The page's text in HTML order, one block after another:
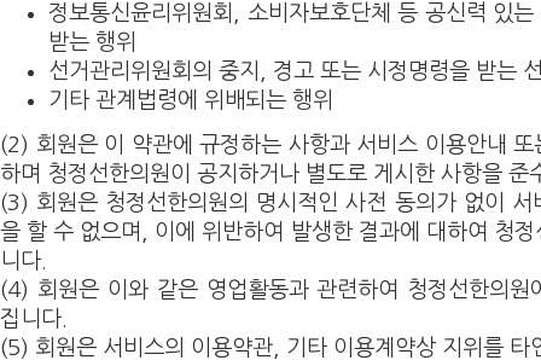
정보통신윤리위원회, 소비자보호단체 등 공신력 있
받는 행위
선거관리위원회의 중지, 경고 또는 시정명령을 받는
기타 관계법령에 위배되는 행위
(2) 회원은 이 약관에 규정하는 사항과 서비스 이용안내
하며 청정선한의원이 공지하거나 별도로 게시한 사항을 준
(3) 회원은 청정선한의원의 명시적인 사전 동의가 없이 서
을 할 수 없으며, 이에 위반하여 발생한 결과에 대하여 청
니다.
(4) 회원은 이와 같은 영업활동과 관련하여 청정선한의원
집니다.
(5) 회원은 서비스의 이용약관, 기타 이용계약상 지위를 타